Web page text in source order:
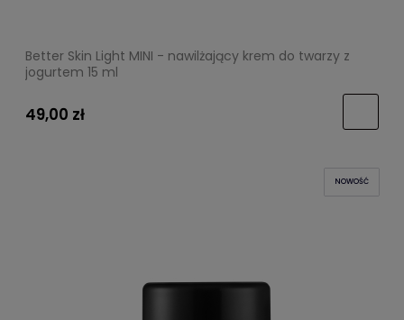
Better Skin Light MINI - nawilżający krem do twarzy z
jogurtem 15 ml
49,00 zł
NOWOŚĆ